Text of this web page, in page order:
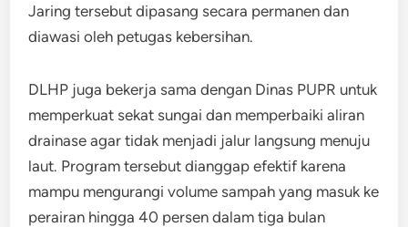
Jaring tersebut dipasang secara permanen dan
diawasi oleh petugas kebersihan.
DLHP juga bekerja sama dengan Dinas PUPR untuk
memperkuat sekat sungai dan memperbaiki aliran
drainase agar tidak menjadi jalur langsung menuju
laut. Program tersebut dianggap efektif karena
mampu mengurangi volume sampah yang masuk ke
perairan hingga 40 persen dalam tiga bulan